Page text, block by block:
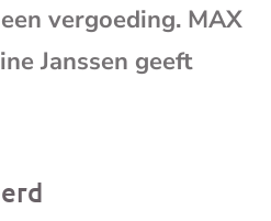
e-
vergoeding. MAX
Janssen geeft